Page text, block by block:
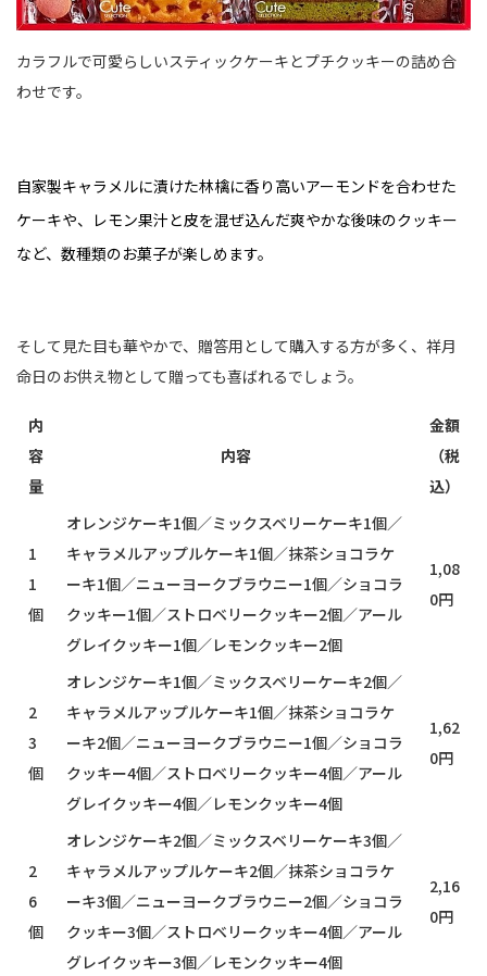
カラフルで可愛らしいスティックケーキとプチクッキーの詰め合
わせです。
自家製キャラメルに漬けた林檎に香り高いアーモンドを合わせた
ケーキや、レモン果汁と皮を混ぜ込んだ爽やかな後味のクッキー
など、数種類のお菓子が楽しめます。
そして見た目も華やかで、贈答用として購入する方が多く、祥月
命日のお供え物として贈っても喜ばれるでしょう。
内
容
量
内容
金額
（税
込）
1
1
個
オレンジケーキ1個／ミックスベリーケーキ1個／
キャラメルアップルケーキ1個／抹茶ショコラケ
ーキ1個／ニューヨークブラウニー1個／ショコラ
クッキー1個／ストロベリークッキー2個／アール
グレイクッキー1個／レモンクッキー2個
1,08
0円
2
3
個
オレンジケーキ1個／ミックスベリーケーキ2個／
キャラメルアップルケーキ1個／抹茶ショコラケ
ーキ2個／ニューヨークブラウニー1個／ショコラ
クッキー4個／ストロベリークッキー4個／アール
グレイクッキー4個／レモンクッキー4個
1,62
0円
2
6
個
オレンジケーキ2個／ミックスベリーケーキ3個／
キャラメルアップルケーキ2個／抹茶ショコラケ
ーキ3個／ニューヨークブラウニー2個／ショコラ
クッキー3個／ストロベリークッキー4個／アール
グレイクッキー3個／レモンクッキー4個
2,16
0円